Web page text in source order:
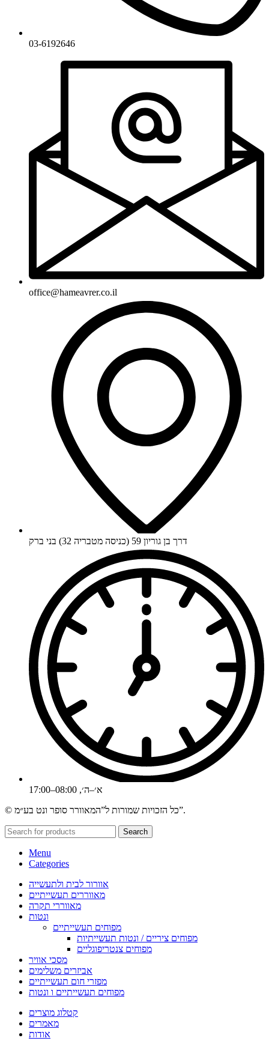
03-6192646
office@hameavrer.co.il
דרך בן גוריון 59 (כניסה מטבריה 32) בני ברק
א׳–ה׳, 08:00–17:00
© כל הזכויות שמורות ל”המאוורר סופר ונט בע״מ”.
Search
Menu
Categories
אוורור לבית ולתעשייה
מאווררים תעשייתיים
מאווררי תקרה
ונטות
מפוחים תעשייתיים
מפוחים ציריים / ונטות תעשייתיות
מפוחים צנטריפוגליים
מסכי אוויר
אביזרים משלימים
מפזרי חום תעשייתיים
מפוחים תעשייתיים ו ונטות
קטלוג מוצרים
מאמרים
אודות